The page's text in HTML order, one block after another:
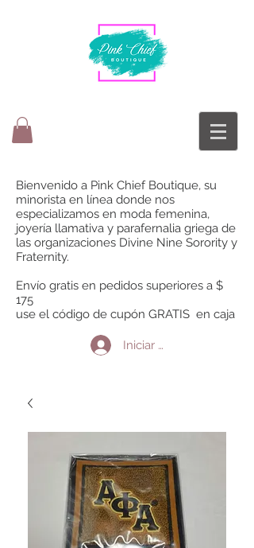
Bienvenido a Pink Chief Boutique, su
minorista en línea donde nos
especializamos en moda femenina,
joyería llamativa y parafernalia griega de
las organizaciones Divine Nine Sorority y
Fraternity.
Envío gratis en pedidos superiores a $
175
use el código de cupón GRATIS en caja
Iniciar sesión